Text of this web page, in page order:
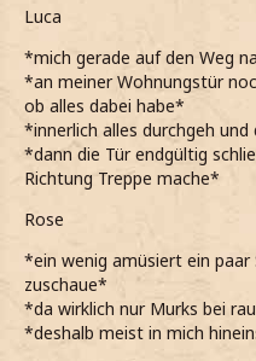
Luca
*mich gerade auf den Weg
*an meiner Wohnungstür
ob alles dabei habe*
*innerlich alles durchgeh
*dann die Tür endgültig
Richtung Treppe mache*
Rose
*ein wenig amüsiert ein paar
zuschaue*
*da wirklich nur Murks bei
*deshalb meist in mich